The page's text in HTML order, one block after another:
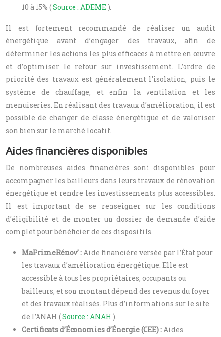
10 à 15% (Source : ADEME).
Il est fortement recommandé de réaliser un audit
énergétique avant d’engager des travaux, afin de
déterminer les actions les plus efficaces à mettre en œuvre
et d’optimiser le retour sur investissement. L’ordre de
priorité des travaux est généralement l’isolation, puis le
système de chauffage, et enfin la ventilation et les
menuiseries. En réalisant des travaux d’amélioration, il est
possible de changer de classe énergétique et de valoriser
son bien sur le marché locatif.
Aides financières disponibles
De nombreuses aides financières sont disponibles pour
accompagner les bailleurs dans leurs travaux de rénovation
énergétique et rendre les investissements plus accessibles.
Il est important de se renseigner sur les conditions
d’éligibilité et de monter un dossier de demande d’aide
complet pour bénéficier de ces dispositifs.
MaPrimeRénov’ :Aide financière versée par l’État pour
les travaux d’amélioration énergétique. Elle est
accessible à tous les propriétaires, occupants ou
bailleurs, et son montant dépend des revenus du foyer
et des travaux réalisés. Plus d’informations sur le site
de l’ANAH (Source : ANAH ).
Certificats d’Économies d’Énergie (CEE) :Aides